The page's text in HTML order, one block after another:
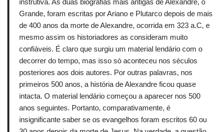
Grande, foram escritas por Ariano e Plutarco depois de mais
de 400 anos da morte de Alexandre, ocorrida em 323 a.C, e
mesmo assim os historiadores as consideram muito
confiáveis. É claro que surgiu um material lendário com o
decorrer do tempo, mas isso só aconteceu nos séculos
posteriores aos dois autores. Por outras palavras, nos
primeiros 500 anos, a história de Alexandre ficou quase
intacta. O material lendário começou a aparecer nos 500
anos seguintes. Portanto, comparativamente, é
insignificante saber se os evangelhos foram escritos 60 ou